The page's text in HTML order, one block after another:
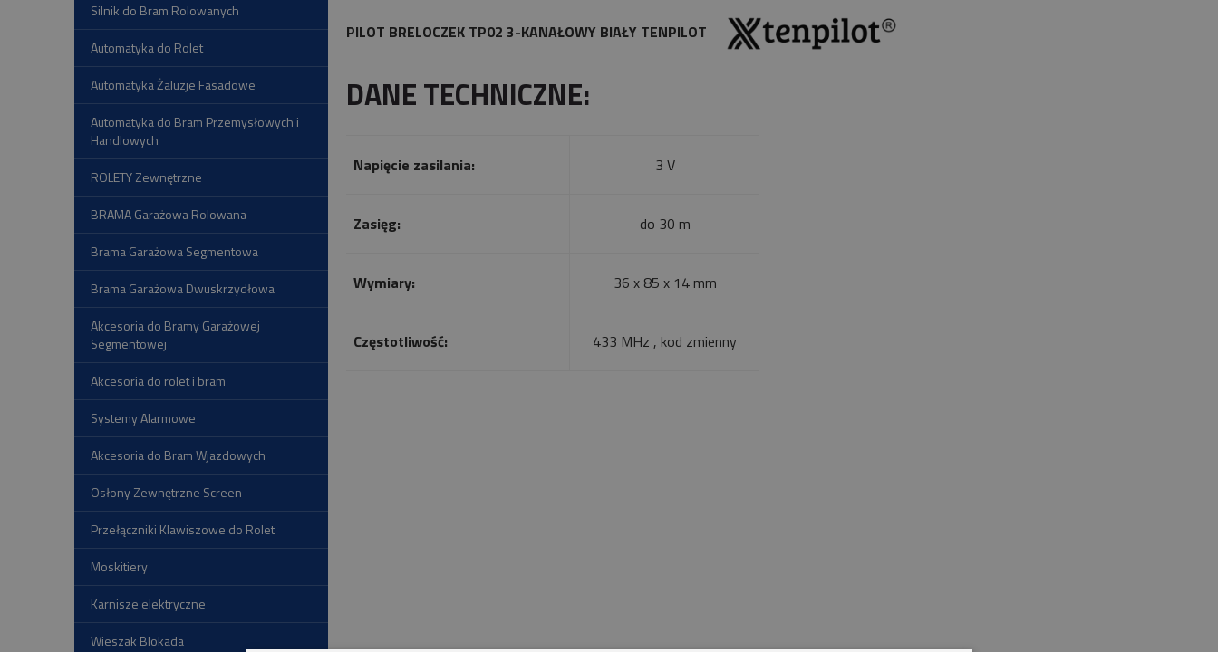
Silnik do Bram Rolowanych
Automatyka do Rolet
Automatyka Żaluzje Fasadowe
Automatyka do Bram Przemysłowych i
Handlowych
ROLETY Zewnętrzne
BRAMA Garażowa Rolowana
Brama Garażowa Segmentowa
Brama Garażowa Dwuskrzydłowa
Akcesoria do Bramy Garażowej
Segmentowej
Akcesoria do rolet i bram
Systemy Alarmowe
Akcesoria do Bram Wjazdowych
Osłony Zewnętrzne Screen
Przełączniki Klawiszowe do Rolet
Moskitiery
Karnisze elektryczne
Wieszak Blokada
PILOT BRELOCZEK TP02 3-KANAŁOWY BIAŁY TENPILOT
DANE TECHNICZNE:
Napięcie zasilania: 3 V
Zasięg: do 30 m
Wymiary: 36 x 85 x 14 mm
Częstotliwość: 433 MHz , kod zmienny